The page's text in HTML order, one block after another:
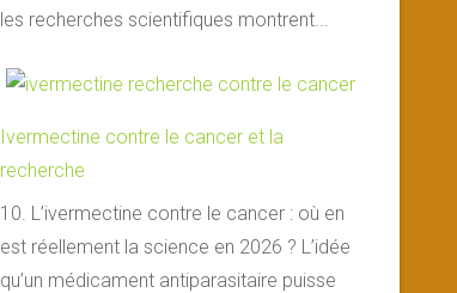
les recherches scientifiques montrent...
Ivermectine contre le cancer et la
recherche
10. L’ivermectine contre le cancer : où en
est réellement la science en 2026 ? L’idée
qu’un médicament antiparasitaire puisse